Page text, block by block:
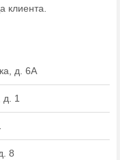
клиента.
д. 6А
д. 1
8